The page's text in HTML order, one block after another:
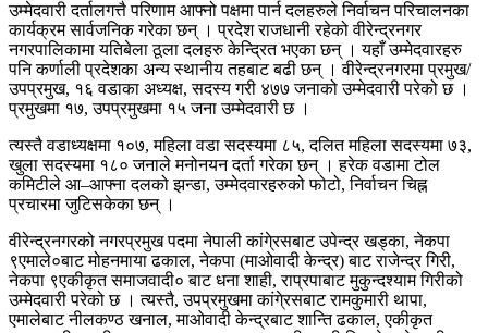
उम्मेदवारी दर्तालगत्तै परिणाम आफ्नो पक्षमा पार्न दलहरुले निर्वाचन परिचालनका
कार्यक्रम सार्वजनिक गरेका छन् । प्रदेश राजधानी रहेको वीरेन्द्रनगर
नगरपालिकामा यतिबेला ठूला दलहरु केन्द्रित भएका छन् । यहाँ उम्मेदवारहरु
पनि कर्णाली प्रदेशका अन्य स्थानीय तहबाट बढी छन् । वीरेन्द्रनगरमा प्रमुख/
उपप्रमुख, १६ वडाका अध्यक्ष, सदस्य गरी ४७७ जनाको उम्मेदवारी परेको छ ।
प्रमुखमा १७, उपप्रमुखमा १५ जना उम्मेदवारी छ ।
त्यस्तै वडाध्यक्षमा १०७, महिला वडा सदस्यमा ८५, दलित महिला सदस्यमा ७३,
खुला सदस्यमा १८० जनाले मनोनयन दर्ता गरेका छन् । हरेक वडामा टोल
कमिटीले आ–आफ्ना दलको झन्डा, उम्मेदवारहरुको फोटो, निर्वाचन चिह्न
प्रचारमा जुटिसकेका छन् ।
वीरेन्द्रनगरको नगरप्रमुख पदमा नेपाली कांगे्रसबाट उपेन्द्र खड्का, नेकपा
९एमाले०बाट मोहनमाया ढकाल, नेकपा (माओवादी केन्द्र) बाट राजेन्द्र गिरी,
नेकपा ९एकीकृत समाजवादी० बाट धना शाही, राप्रपाबाट मुकुन्दश्याम गिरीको
उम्मेदवारी परेको छ । त्यस्तै, उपप्रमुखमा कांगे्रसबाट रामकुमारी थापा,
एमालेबाट नीलकण्ठ खनाल, माओवादी केन्द्रबाट शान्ति ढकाल, एकीकृत